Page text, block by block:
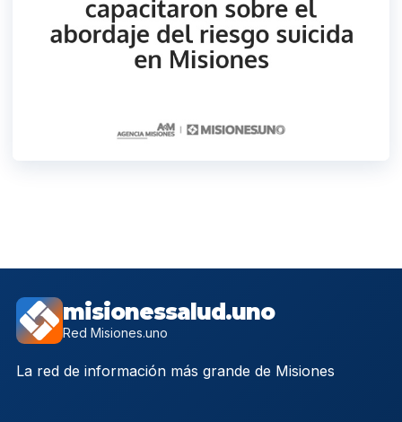
misionessalud.uno
Red Misiones.uno
La red de información más grande de Misiones